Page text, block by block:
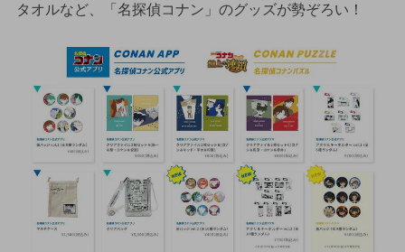
タオルなど、「名探偵コナン」のグッズが勢ぞろい！